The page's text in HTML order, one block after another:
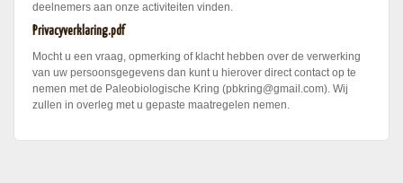
deelnemers aan onze activiteiten vinden.
Privacyverklaring.pdf
Mocht u een vraag, opmerking of klacht hebben over de verwerking
van uw persoonsgegevens dan kunt u hierover direct contact op te
nemen met de Paleobiologische Kring (pbkring@gmail.com). Wij
zullen in overleg met u gepaste maatregelen nemen.